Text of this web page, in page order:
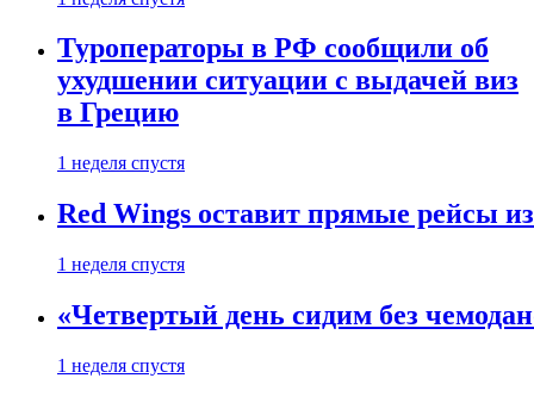
Туроператоры в РФ сообщили об
ухудшении ситуации с выдачей виз
в Грецию
1 неделя спустя
Red Wings оставит прямые рейсы
1 неделя спустя
«Четвертый день сидим без
1 неделя спустя